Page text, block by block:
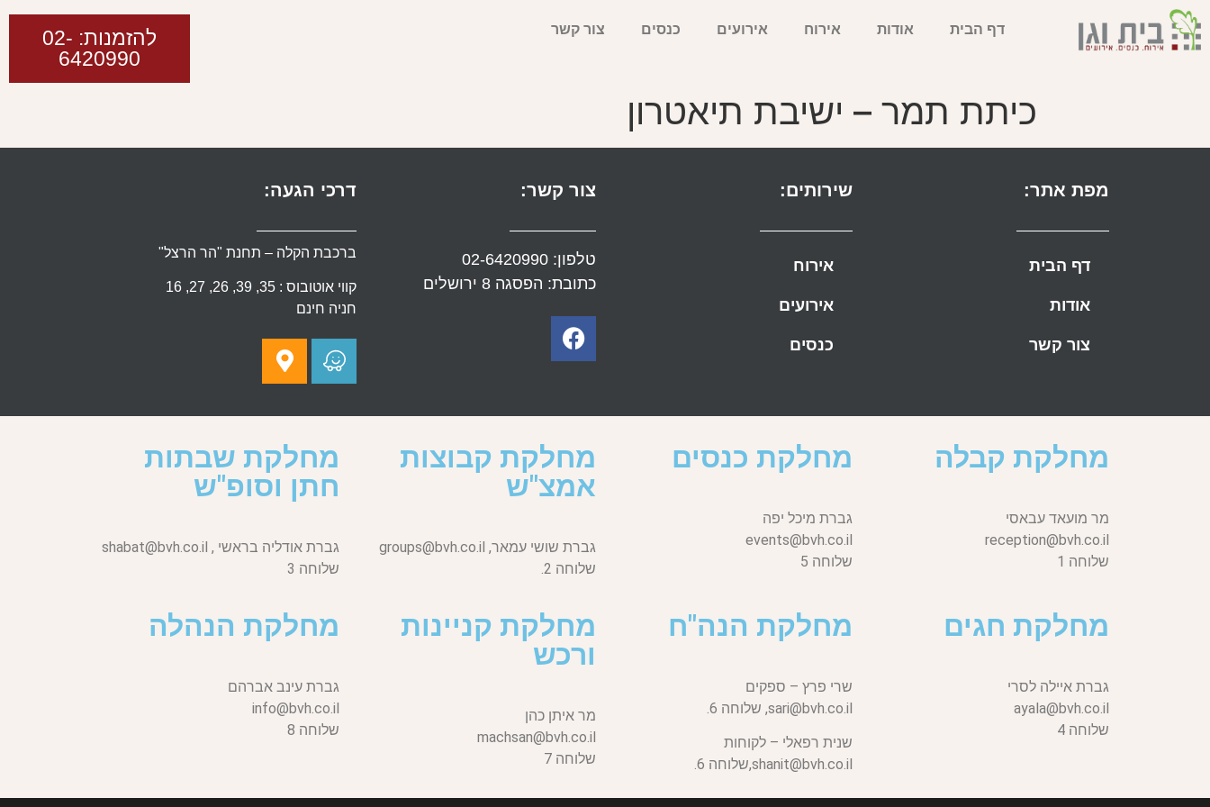
דף הבית אודות אירוח אירועים כנסים צור קשר
להזמנות: 02-
6420990
כיתת תמר – ישיבת תיאטרון
מפת אתר:
דף הבית
אודות
צור קשר
שירותים:
אירוח
אירועים
כנסים
צור קשר:
טלפון: 02-6420990
כתובת: הפסגה 8 ירושלים
דרכי הגעה:
ברכבת הקלה – תחנת "הר הרצל"
קווי אוטובוס : 35, 39, 26, 27, 16
חניה חינם
מחלקת קבלה
מר מועאד עבאסי
reception@bvh.co.il
שלוחה 1
מחלקת כנסים
גברת מיכל יפה
events@bvh.co.il
שלוחה 5
מחלקת קבוצות
אמצ"ש
גברת שושי עמאר, groups@bvh.co.il
שלוחה 2.
מחלקת שבתות
חתן וסופ"ש
גברת אודליה בראשי , shabat@bvh.co.il
שלוחה 3
מחלקת חגים
גברת איילה לסרי
ayala@bvh.co.il
שלוחה 4
מחלקת הנה"ח
שרי פרץ – ספקים
sari@bvh.co.il, שלוחה 6.
שנית רפאלי – לקוחות
shanit@bvh.co.il, שלוחה 6.
מחלקת קניינות
ורכש
מר איתן כהן
machsan@bvh.co.il
שלוחה 7
מחלקת הנהלה
גברת עינב אברהם
info@bvh.co.il
שלוחה 8